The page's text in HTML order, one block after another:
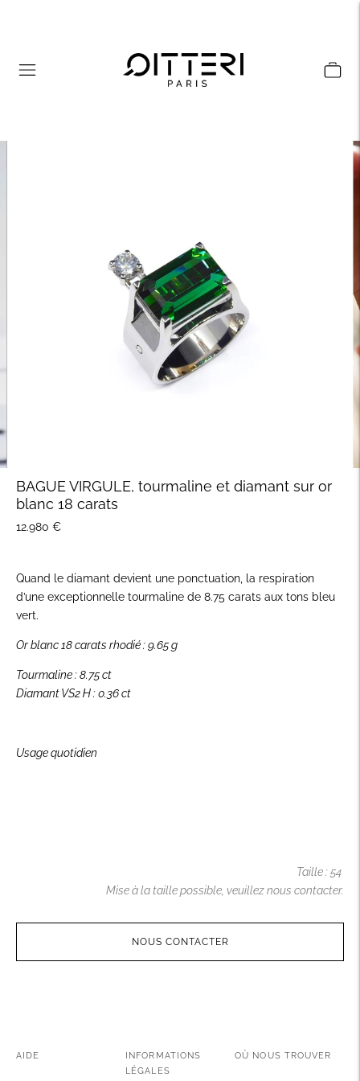
BAGUE VIRGULE, tourmaline et diamant sur or
blanc 18 carats
12.980 €
Quand le diamant devient une ponctuation, la respiration
d’une exceptionnelle tourmaline de 8.75 carats aux tons bleu
vert.
Or blanc 18 carats rhodié : 9.65 g
Tourmaline : 8.75 ct
Diamant VS2 H : 0.36 ct
Usage quotidien
Taille : 54
Mise à la taille possible, veuillez nous contacter.
NOUS CONTACTER
AIDE
INFORMATIONS
LÉGALES
OÙ NOUS TROUVER